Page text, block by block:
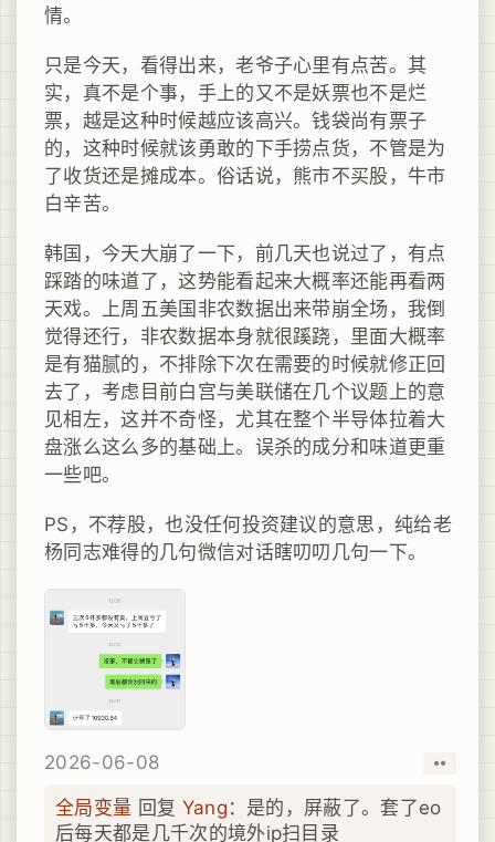
情。
只是今天，看得出来，老爷子心里有点苦。其
实，真不是个事，手上的又不是妖票也不是烂
票，越是这种时候越应该高兴。钱袋尚有票子
的，这种时候就该勇敢的下手捞点货，不管是为
了收货还是摊成本。俗话说，熊市不买股，牛市
白辛苦。
韩国，今天大崩了一下，前几天也说过了，有点
踩踏的味道了，这势能看起来大概率还能再看两
天戏。上周五美国非农数据出来带崩全场，我倒
觉得还行，非农数据本身就很蹊跷，里面大概率
是有猫腻的，不排除下次在需要的时候就修正回
去了，考虑目前白宫与美联储在几个议题上的意
见相左，这并不奇怪，尤其在整个半导体拉着大
盘涨么这么多的基础上。误杀的成分和味道更重
一些吧。
PS，不荐股，也没任何投资建议的意思，纯给老
杨同志难得的几句微信对话瞎叨叨几句一下。
2026-06-08
全局变量 回复 Yang ：是的，屏蔽了。套了eo
后每天都是几千次的境外ip扫目录